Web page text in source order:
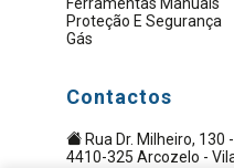
Proteção E Segurança
Gás
Contactos
Rua Dr. Milheiro, 130
4410-325 Arcozelo -